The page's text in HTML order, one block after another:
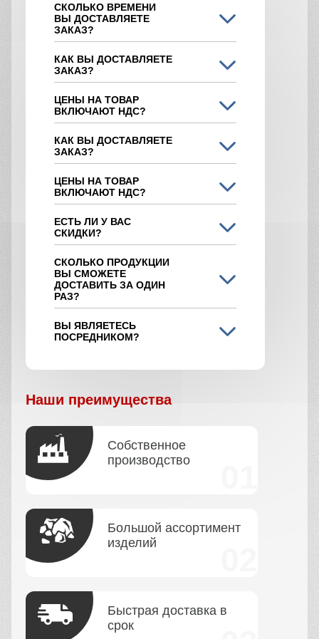
СКОЛЬКО ВРЕМЕНИ
ВЫ ДОСТАВЛЯЕТЕ
ЗАКАЗ?
КАК ВЫ ДОСТАВЛЯЕТЕ
ЗАКАЗ?
ЦЕНЫ НА ТОВАР
ВКЛЮЧАЮТ НДС?
КАК ВЫ ДОСТАВЛЯЕТЕ
ЗАКАЗ?
ЦЕНЫ НА ТОВАР
ВКЛЮЧАЮТ НДС?
ЕСТЬ ЛИ У ВАС
СКИДКИ?
СКОЛЬКО ПРОДУКЦИИ
ВЫ СМОЖЕТЕ
ДОСТАВИТЬ ЗА ОДИН
РАЗ?
ВЫ ЯВЛЯЕТЕСЬ
ПОСРЕДНИКОМ?
Наши преимущества
Собственное
производство
Большой ассортимент
изделий
Быстрая доставка в
срок